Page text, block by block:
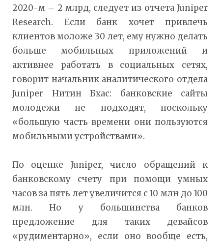
2020-м – 2 млрд, следует из отчета Juniper
Research. Если банк хочет привлечь
клиентов моложе 30 лет, ему нужно делать
больше мобильных приложений и
активнее работать в социальных сетях,
говорит начальник аналитического отдела
Juniper Нитин Бхас: банковские сайты
молодежи не подходят, поскольку
«большую часть времени они пользуются
мобильными устройствами».
По оценке Juniper, число обращений к
банковскому счету при помощи умных
часов за пять лет увеличится с 10 млн до 100
млн. Но у большинства банков
предложение для таких девайсов
«рудиментарно», если оно вообще есть,